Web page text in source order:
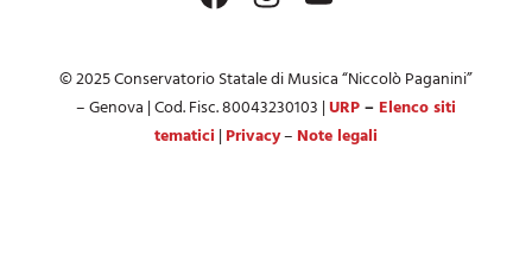
© 2025 Conservatorio Statale di Musica “Niccolò Paganini”
– Genova | Cod. Fisc. 80043230103 |URP– Elenco siti
tematici | Privacy– Note legali